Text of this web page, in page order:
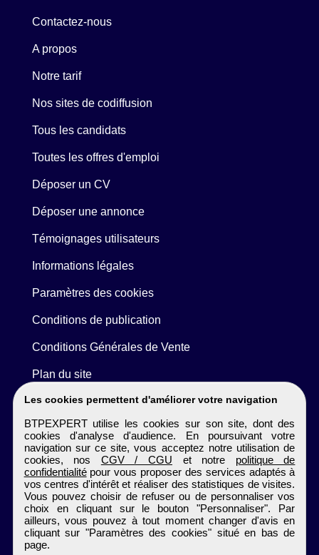
Les cookies permettent d'améliorer votre navigation
BTPEXPERT utilise les cookies sur son site, dont des
cookies d'analyse d'audience. En poursuivant votre
navigation sur ce site, vous acceptez notre utilisation de
cookies, nos CGV / CGU et notre politique de
confidentialitépour vous proposer des services adaptés à
vos centres d'intérêt et réaliser des statistiques de visites.
Vous pouvez choisir de refuser ou de personnaliser vos
choix en cliquant sur le bouton "Personnaliser". Par
ailleurs, vous pouvez à tout moment changer d'avis en
cliquant sur "Paramètres des cookies" situé en bas de
page.
Contactez-nous
A propos
Notre tarif
Nos sites de codiffusion
Tous les candidats
Toutes les offres d'emploi
Déposer un CV
Déposer une annonce
Témoignages utilisateurs
Informations légales
Paramètres des cookies
Conditions de publication
Conditions Générales de Vente
Plan du site